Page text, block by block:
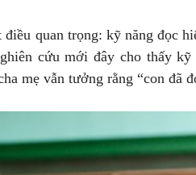
quan trọng: kỹ năng đọc
cứu mới đây cho thấy kỹ
mẹ vẫn tưởng rằng “con đã